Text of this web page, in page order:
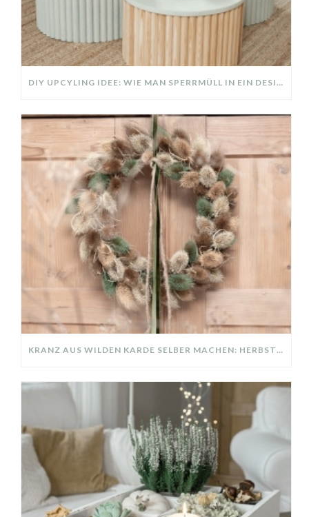
DIY UPCYLING IDEE: WIE MAN SPERRMÜLL IN EIN DESIGNER TEIL VERWANDELT
KRANZ AUS WILDEN KARDE SELBER MACHEN: HERBSTDEKO GANZ EINFACH